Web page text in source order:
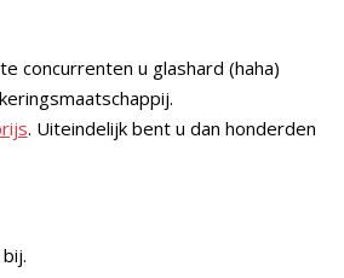
concurrenten u glashard (haha)
. Uiteindelijk bent u dan honderden